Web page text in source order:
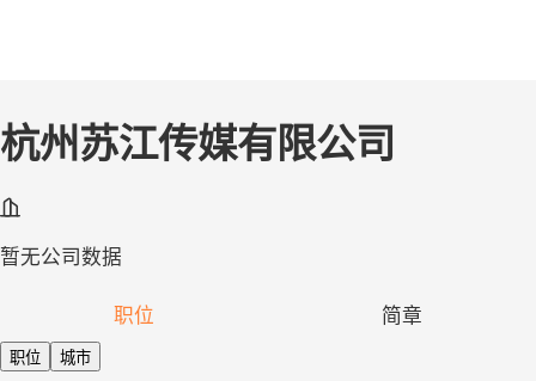
杭州苏江传媒有限公司
暂无公司数据
职位 简章
职位 城市